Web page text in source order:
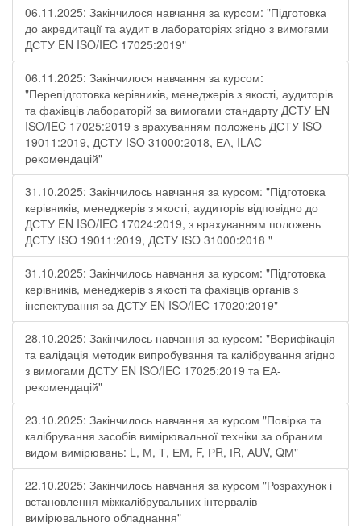
06.11.2025: Закінчилося навчання за курсом: "Підготовка
до акредитації та аудит в лабораторіях згідно з вимогами
ДСТУ EN ISO/IEC 17025:2019"
06.11.2025: Закінчилося навчання за курсом:
"Перепідготовка керівників, менеджерів з якості, аудиторів
та фахівців лабораторій за вимогами стандарту ДСТУ EN
ISO/IEC 17025:2019 з врахуванням положень ДСТУ ISO
19011:2019, ДСТУ ISO 31000:2018, ЕА, ILAC-
рекомендацій"
31.10.2025: Закінчилось навчання за курсом: "Підготовка
керівників, менеджерів з якості, аудиторів відповідно до
ДСТУ EN ISO/IEC 17024:2019, з врахуванням положень
ДСТУ ISO 19011:2019, ДСТУ ISO 31000:2018 "
31.10.2025: Закінчилось навчання за курсом: "Підготовка
керівників, менеджерів з якості та фахівців органів з
інспектування за ДСТУ EN ISO/IEC 17020:2019"
28.10.2025: Закінчилось навчання за курсом: "Верифікація
та валідація методик випробування та калібрування згідно
з вимогами ДСТУ EN ISO/IEC 17025:2019 та ЕА-
рекомендацій"
23.10.2025: Закінчилось навчання за курсом "Повірка та
калібрування засобів вимірювальної техніки за обраним
видом вимірювань: L, М, Т, ЕМ, F, РR, ІR, АUV, QМ"
22.10.2025: Закінчилось навчання за курсом "Розрахунок і
встановлення міжкалібрувальних інтервалів
вимірювального обладнання"